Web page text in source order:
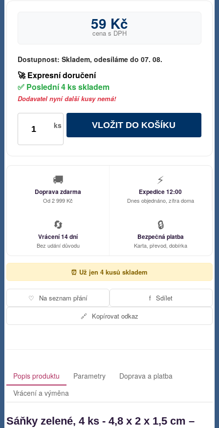
59 Kč
cena s DPH
Dostupnost: Skladem, odesíláme do 07. 08.
🚀 Expresní doručení
✅ Poslední 4 ks skladem
Dodavatel nyní další kusy nemá!
ks VLOŽIT DO KOŠÍKU
🚚
Doprava zdarma
Od 2 999 Kč
⚡
Expedice 12:00
Dnes objednáno, zítra doma
🔄
Vrácení 14 dní
Bez udání důvodu
🔒
Bezpečná platba
Karta, převod, dobírka
⏰ Už jen 4 kusů skladem
♡ Na seznam přání f Sdílet
🔗 Kopírovat odkaz
Popis produktu Parametry
Doprava a platba
Vrácení a výměna
Sáňky zelené, 4 ks - 4,8 x 2 x 1,5 cm –